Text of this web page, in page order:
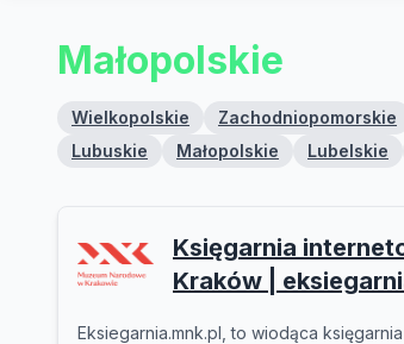
Małopolskie
Wielkopolskie Zachodniopomorskie
Lubuskie
Małopolskie Lubelskie
Księgarnia
Kraków |
Eksiegarnia.mnk.pl, to wiodąca